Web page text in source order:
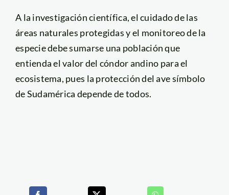
A la investigación científica, el cuidado de las
áreas naturales protegidas y el monitoreo de la
especie debe sumarse una población que
entienda el valor del cóndor andino para el
ecosistema, pues la protección del ave símbolo
de Sudamérica depende de todos.